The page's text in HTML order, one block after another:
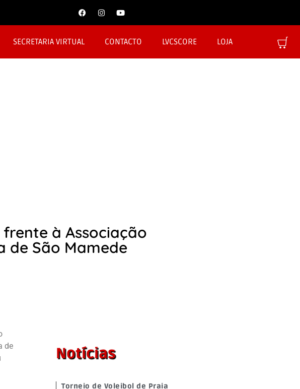
SECRETARIA VIRTUAL CONTACTO LVCSCORE LOJA
frente à Associação
de São Mamede
de
Notícias
Torneio de Voleibol de Praia